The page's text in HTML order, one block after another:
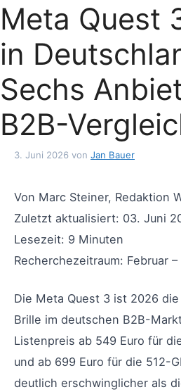
Meta Quest
in
Sechs
B2B-
3. Juni 2026 von Jan Bauer
Von Marc Steiner, Redaktion
Zuletzt aktualisiert: 03. Juni
Lesezeit: 9 Minuten
Recherchezeitraum: Februar
Die Meta Quest 3 ist 2026
Brille im deutschen B2B-
Listenpreis ab 549 Euro für
und ab 699 Euro für die 512-
deutlich erschwinglicher als